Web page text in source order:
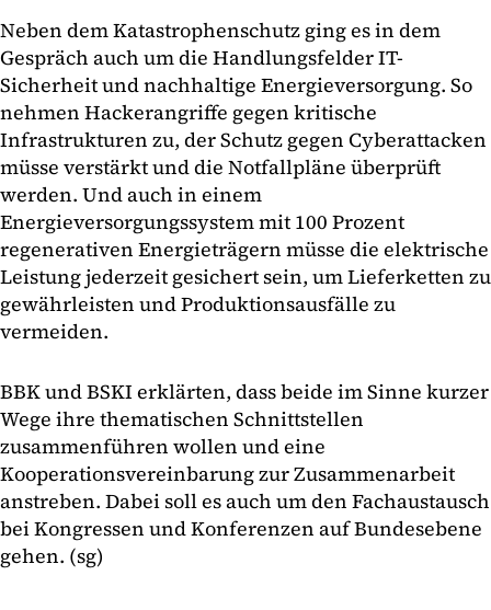
Neben dem Katastrophenschutz ging es in dem
Gespräch auch um die Handlungsfelder IT-
Sicherheit und nachhaltige Energieversorgung. So
nehmen Hackerangriffe gegen kritische
Infrastrukturen zu, der Schutz gegen Cyberattacken
müsse verstärkt und die Notfallpläne überprüft
werden. Und auch in einem
Energieversorgungssystem mit 100 Prozent
regenerativen Energieträgern müsse die elektrische
Leistung jederzeit gesichert sein, um Lieferketten zu
gewährleisten und Produktionsausfälle zu
vermeiden.
BBK und BSKI erklärten, dass beide im Sinne kurzer
Wege ihre thematischen Schnittstellen
zusammenführen wollen und eine
Kooperationsvereinbarung zur Zusammenarbeit
anstreben. Dabei soll es auch um den Fachaustausch
bei Kongressen und Konferenzen auf Bundesebene
gehen. (sg)